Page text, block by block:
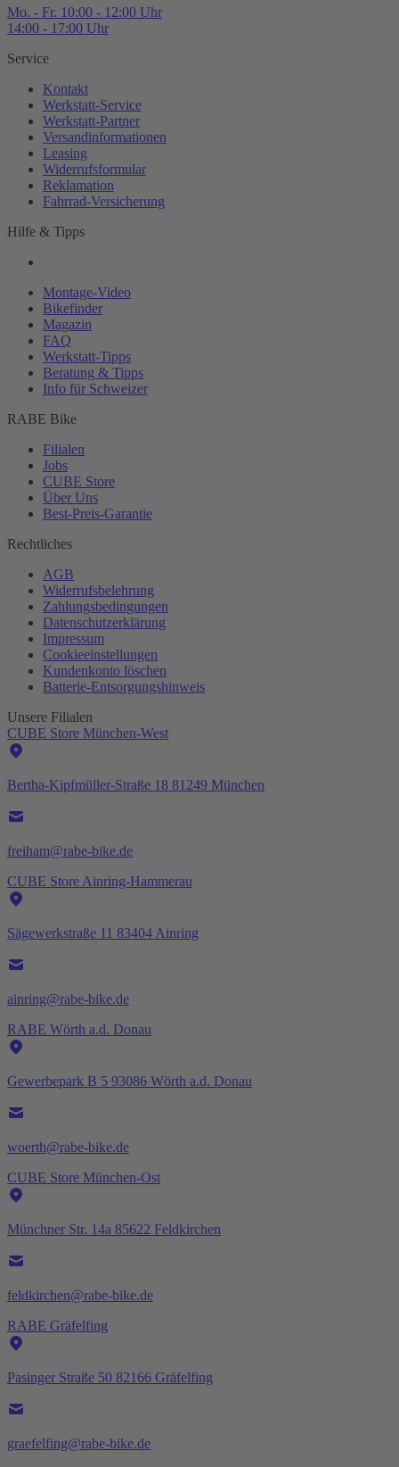
Mo. - Fr. 10:00 - 12:00 Uhr
14:00 - 17:00 Uhr
Service
Kontakt
Werkstatt-Service
Werkstatt-Partner
Versandinformationen
Leasing
Widerrufsformular
Reklamation
Fahrrad-Versicherung
Hilfe & Tipps
Montage-Video
Bikefinder
Magazin
FAQ
Werkstatt-Tipps
Beratung & Tipps
Info für Schweizer
RABE Bike
Filialen
Jobs
CUBE Store
Über Uns
Best-Preis-Garantie
Rechtliches
AGB
Widerrufsbelehrung
Zahlungsbedingungen
Datenschutzerklärung
Impressum
Cookieeinstellungen
Kundenkonto löschen
Batterie-Entsorgungshinweis
Unsere Filialen
CUBE Store München-West
Bertha-Kipfmüller-Straße 18 81249 München
freiham@rabe-bike.de
CUBE Store Ainring-Hammerau
Sägewerkstraße 11 83404 Ainring
ainring@rabe-bike.de
RABE Wörth a.d. Donau
Gewerbepark B 5 93086 Wörth a.d. Donau
woerth@rabe-bike.de
CUBE Store München-Ost
Münchner Str. 14a 85622 Feldkirchen
feldkirchen@rabe-bike.de
RABE Gräfelfing
Pasinger Straße 50 82166 Gräfelfing
graefelfing@rabe-bike.de